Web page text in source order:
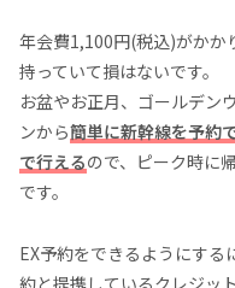
年会費1,100円(税込)がかか
持っていて損はないです。
お盆やお正月、ゴールデン
ンから簡単に新幹線を予約
で行えるので、ピーク時に
です。
EX予約をできるようにす
約と提携しているクレジッ